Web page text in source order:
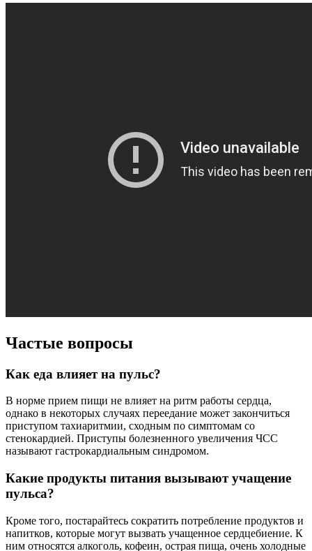
Частые вопросы
Как еда влияет на пульс?
В норме прием пищи не влияет на ритм работы сердца,
однако в некоторых случаях переедание может закончиться
приступом тахиаритмии, сходным по симптомам со
стенокардией. Приступы болезненного увеличения ЧСС
называют гастрокардиальным синдромом.
Какие продукты питания вызывают учащение
пульса?
Кроме того, постарайтесь сократить потребление продуктов и
напитков, которые могут вызвать учащенное сердцебиение. К
ним относятся алкоголь, кофеин, острая пища, очень холодные